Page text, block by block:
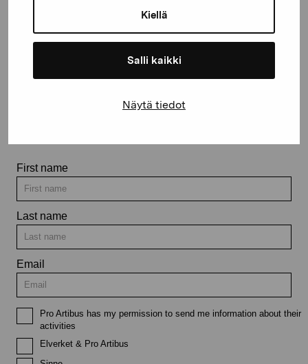
Kiellä
Salli kaikki
Näytä tiedot
Stay up-to-date on our
First name
Last name
Email
Pro Artibus has my permission to send me information about their
activities
Elverket & Pro Artibus